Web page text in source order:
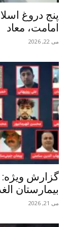
پنج دروغ
امامت، معاد
می 22, 2026
گزارش ویژه:
بیمارستان
می 21, 2026